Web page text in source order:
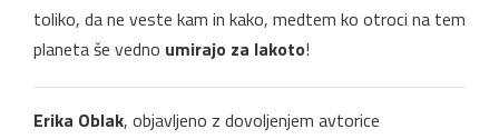
toliko, da ne veste kam in kako, medtem ko otroci na tem
planeta še vedno umirajo za lakoto!
Erika Oblak, objavljeno z dovoljenjem avtorice